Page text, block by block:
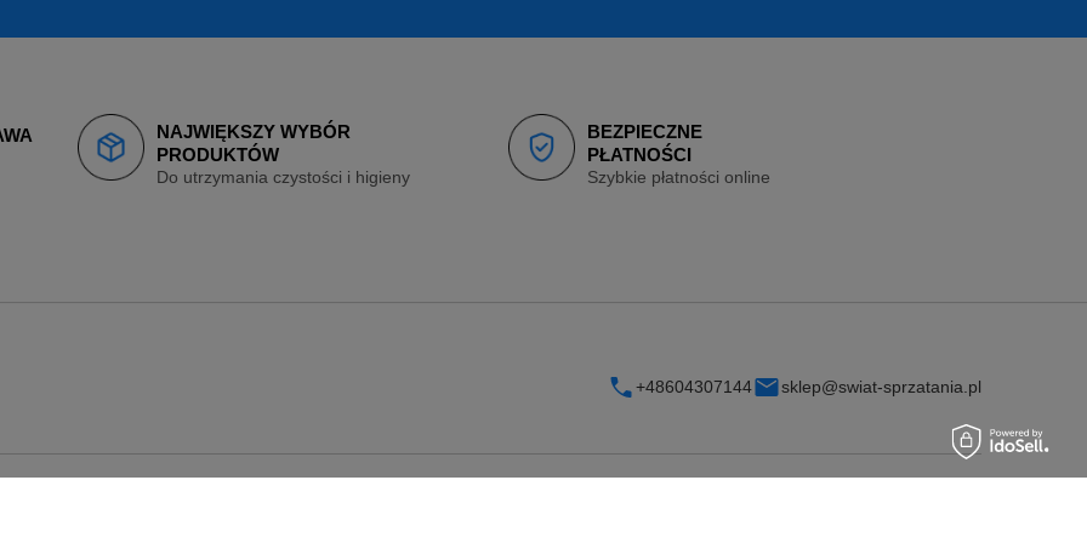
NAJWIĘKSZY WYBÓR
PRODUKTÓW
Do utrzymania czystości i higieny
BEZPIECZNE
PŁATNOŚCI
Szybkie płatności online
+48604307144 sklep@swiat-sprzatania.pl